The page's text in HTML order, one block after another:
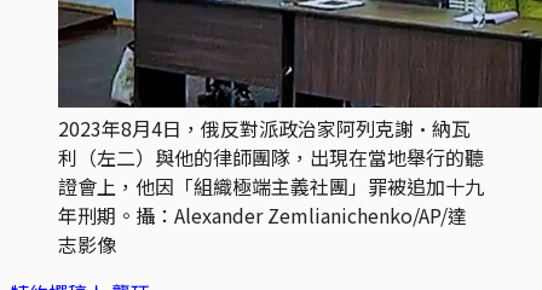
2023年8月4日，俄反對派政治家阿列克謝·納瓦
利（左二）與他的律師團隊，出現在當地舉行的聽
證會上，他因「組織極端主義社團」罪被追加十九
年刑期。攝：Alexander Zemlianichenko/AP/達
志影像